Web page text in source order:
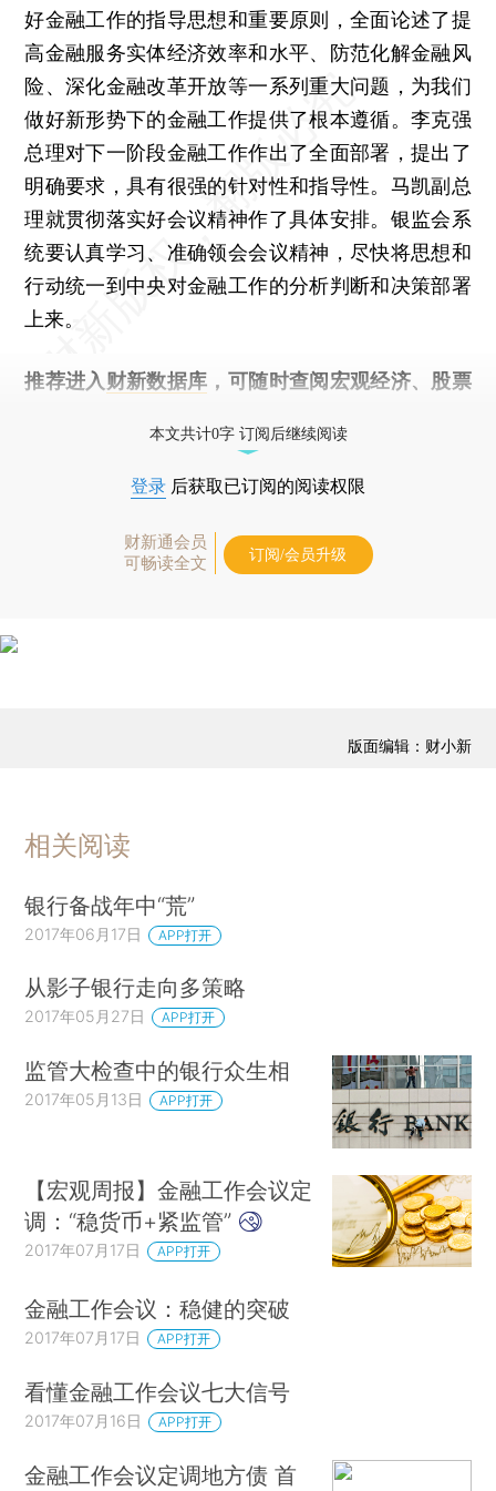
好金融工作的指导思想和重要原则，全面论述了提
高金融服务实体经济效率和水平、防范化解金融风
险、深化金融改革开放等一系列重大问题，为我们
做好新形势下的金融工作提供了根本遵循。李克强
总理对下一阶段金融工作作出了全面部署，提出了
明确要求，具有很强的针对性和指导性。马凯副总
理就贯彻落实好会议精神作了具体安排。银监会系
统要认真学习、准确领会会议精神，尽快将思想和
行动统一到中央对金融工作的分析判断和决策部署
上来。
推荐进入 财新数据库 ，可随时查阅宏观经济、股票
本文共计0字 订阅后继续阅读
登录 后获取已订阅的阅读权限
财新通会员
可畅读全文
订阅/会员升级
版面编辑：财小新
相关阅读
银行备战年中“荒”
2017年06月17日 APP打开
从影子银行走向多策略
2017年05月27日 APP打开
监管大检查中的银行众生相
2017年05月13日 APP打开
【宏观周报】金融工作会议定
调：“稳货币+紧监管”
2017年07月17日 APP打开
金融工作会议：稳健的突破
2017年07月17日 APP打开
看懂金融工作会议七大信号
2017年07月16日 APP打开
金融工作会议定调地方债 首